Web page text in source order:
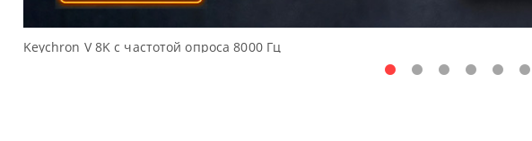
Keychron V 8K с частотой опроса 8000 Гц